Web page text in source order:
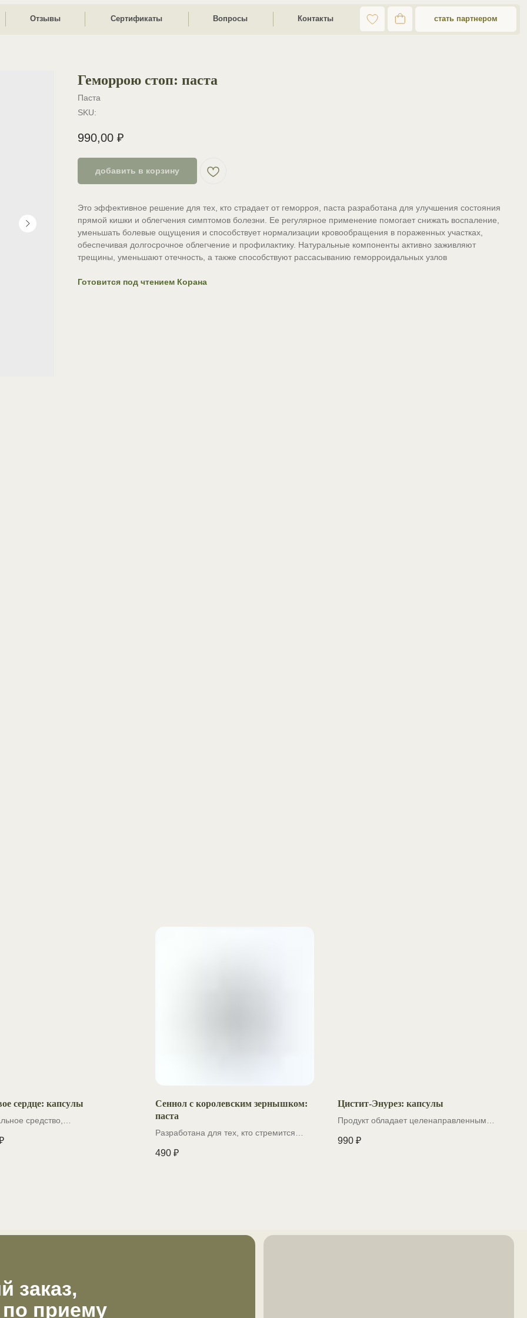
стать партнером
Сертификаты Вопросы Контакты
Геморрою стоп: паста
Паста
SKU:
990,00 ₽
добавить в корзину
Это эффективное решение для тех, кто страдает от геморроя, паста разработана для улучшения состояния
прямой кишки и облегчения симптомов болезни. Ее регулярное применение помогает снижать воспаление,
уменьшать болевые ощущения и способствует нормализации кровообращения в пораженных участках,
обеспечивая долгосрочное облегчение и профилактику. Натуральные компоненты активно заживляют
трещины, уменьшают отечность, а также способствуют рассасыванию геморроидальных узлов
Готовится под чтением Корана
сердце: капсулы
средство,
сердечно-сосудистой
Сеннол с королевским зернышком:
паста
Разработана для тех, кто стремится
детоксикацию
490 ₽
Цистит-Энурез: капсулы
Продукт обладает целенаправленным
антибактериальным действием
990 ₽